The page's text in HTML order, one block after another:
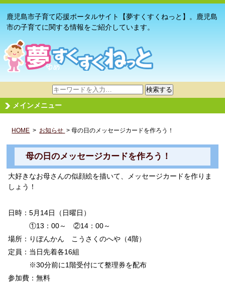
鹿児島市子育て応援ポータルサイト【夢すくすくねっと】。鹿児島
市の子育てに関する情報をご紹介しています。
サ
イ
ト
検
検索する
メインメニュー
HOME > お知らせ > 母の日のメッセージカードを作ろう！
母の日のメッセージカードを作ろう！
大好きなお母さんの似顔絵を描いて、メッセージカードを作りま
しょう！
日時：5月14日（日曜日）
①13：00～ ②14：00～
場所：りぼんかん こうさくのへや（4階）
定員：当日先着各16組
※30分前に1階受付にて整理券を配布
参加費：無料